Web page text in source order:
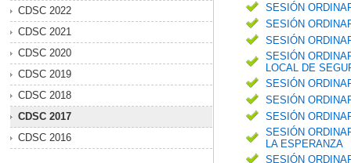
CDSC 2022
CDSC 2021
CDSC 2020
CDSC 2019
CDSC 2018
CDSC 2017
CDSC 2016
SESIÓN
SESIÓN
SESIÓN
SESIÓN
LOCAL DE
SESIÓN
SESIÓN
SESIÓN
SESIÓN
LA ESPERANZA
SESIÓN